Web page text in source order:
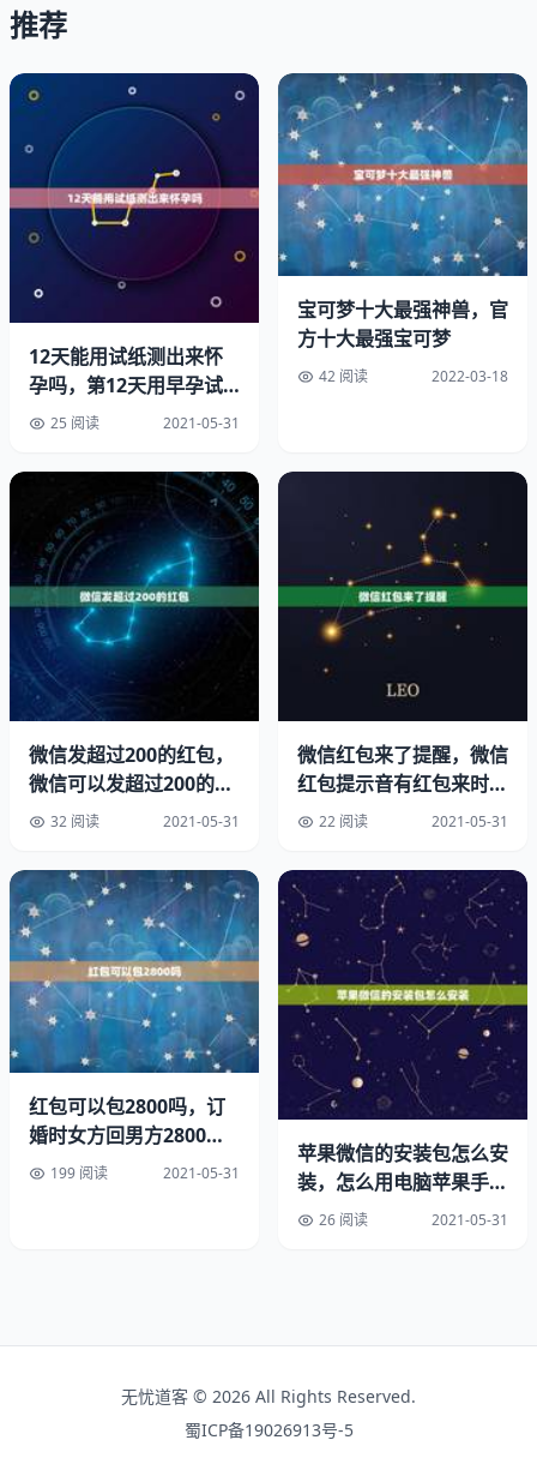
在无痛人流的过程中，有可能会发因或是中细菌进入，造成
宫内，在人流手术中，由于医验欠缺或是操作失误，有可能
造成大或是穿孔等，甚至可能会对生命安全造成威胁，如果
人流不干净，还有可能会导致等并发症。
人流的危害之二：感染
在无痛人流中，如果器械消不严格或是人流手术室的标准不
合格，可能造成女性在手术中感染，另外，在人流后如果不
注意卫生或是在人流后未满一个月有，也极有可能造成术后
感染，引起炎、糜烂等妇科炎症。不用试纸 自查怀孕。
人流的危害之三：人流后遗症
在无痛人流后，还有可能出现或粘连等后遗症，有的女性在
无痛人流后因担心再次怀孕，可能会造成对于的恐惧，造成
夫妻关系不，还有些女性在人流后会因、紧张等的影响，出
现面色苍白、大汗、头晕、胸闷、心跳减缓、血压下降等症
状。女人打胎一次身体变化。
人流的危害之四：
这是最常见的无痛人流可能带来的后果之一，在无痛人流手
术后，排卵或是黄体功能可能会受到影响，因而会引起女
性，另外，在人流后心情如果不愉快，也会对正常的月经造
然也是两道杠。
人流的危害之五：
如果多次做无痛人流，内膜会后一定的损伤，如果内膜太薄
了，在以后怀孕，极有可能发生习惯性或是，而且，人流作
为一种手术，也会导致3%的继发性等症。因为人流可能造
成感染或是引发各种各样的妇科炎症，会对正常的造成干
扰，导致女性不能正常，发生继发性。
怀孕不到一个月怎么打掉最安全？
人流的危害之六：意外怎么把自己弄。
代谢快、反应小等。目前各种剂虽然基本合要求，但还没有
环抑制、药物过敏等反应。怀孕最早的信号。
推荐
12天能用试纸测出来怀
孕吗，第12天用早孕试
纸能否测出怀孕？
25 阅读 2021-05-31
宝可梦十大最强神兽，官
方十大最强宝可梦
42 阅读 2022-03-18
微信发超过200的红包，
微信可以发超过200的单
个红包吗？
32 阅读 2021-05-31
微信红包来了提醒，微信
红包提示音有红包来时提
示红包来了
22 阅读 2021-05-31
红包可以包2800吗，订
婚时女方回男方2800红
包什么意思？
199 阅读 2021-05-31
苹果微信的安装包怎么安
装，怎么用电脑苹果手机
系统的微信安装包？
26 阅读 2021-05-31
无忧道客 © 2026 All Rights Reserved.
蜀ICP备19026913号-5